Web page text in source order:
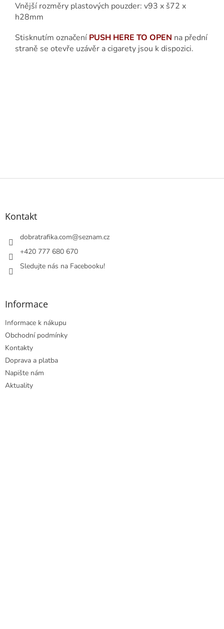
Vnější rozměry plastových pouzder: v93 x š72 x
h28mm
Stisknutím označení PUSH HERE TO OPEN na přední
straně se otevře uzávěr a cigarety jsou k dispozici.
Z
Kontakt
dobratrafika.com@seznam.cz
+420 777 680 670
Sledujte nás na Facebooku!
Informace
Informace k nákupu
Obchodní podmínky
Kontakty
Doprava a platba
Napište nám
Aktuality